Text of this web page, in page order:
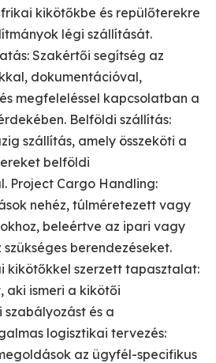
kikötőkbe és repülőterekre
légi szállítását.
Szakértői segítség az
dokumentációval,
megfeleléssel kapcsolatban a
Belföldi szállítás:
szállítás, amely összeköti a
belföldi
Project Cargo Handling:
nehéz, túlméretezett vagy
beleértve az ipari vagy
berendezéseket.
kikötőkkel szerzett tapasztalat:
aki ismeri a kikötői
és a
logisztikai tervezés:
az ügyfél-specifikus